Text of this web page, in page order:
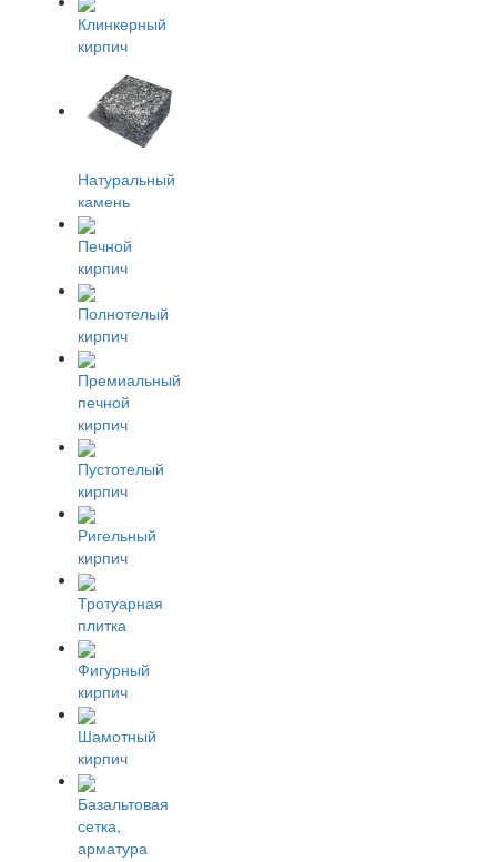
Клинкерный
кирпич
Натуральный
камень
Печной
кирпич
Полнотелый
кирпич
Премиальный
печной
кирпич
Пустотелый
кирпич
Ригельный
кирпич
Тротуарная
плитка
Фигурный
кирпич
Шамотный
кирпич
Базальтовая
сетка,
арматура